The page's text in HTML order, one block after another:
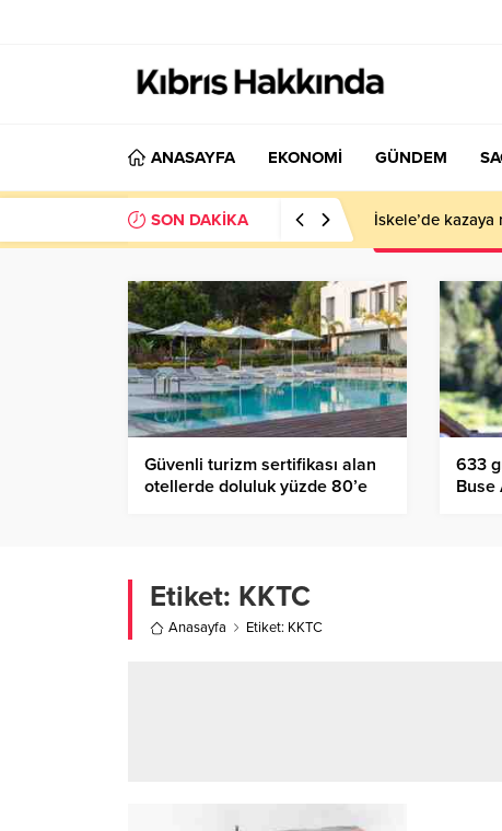
ANASAYFA EKONOMİ GÜNDEM
SON DAKİKA İskele’de
Güvenli turizm sertifikası alan
otellerde doluluk yüzde 80’e
633
Buse
Etiket: KKTC
Anasayfa Etiket: KKTC